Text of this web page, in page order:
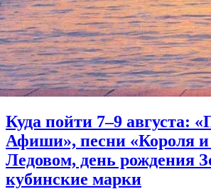
Куда пойти 7–9 августа:
Афиши», песни «Короля
Ледовом, день рождения
кубинские марки